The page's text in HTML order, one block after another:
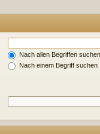
Nach allen Begriffen
Nach einem Begriff suchen